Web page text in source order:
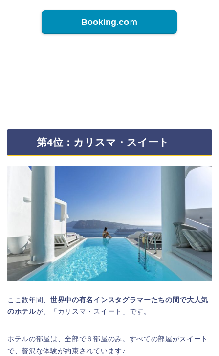
Booking.coｍ
第4位：カリスマ・スイート
ここ数年間、世界中の有名インスタグラマーたちの間で大人気
のホテルが、「カリスマ・スイート」です。
ホテルの部屋は、全部で６部屋のみ。すべての部屋がスイート
で、贅沢な体験が約束されています♪